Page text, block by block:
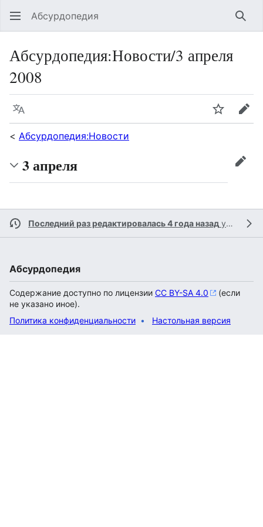
Абсурдопедия
Абсурдопедия:Новости/3 апреля
2008
Язык
< Абсурдопедия:Новости
3 апреля
Последний раз редактировалась 4 года назад участником
Абсурдопедия
Содержание доступно по лицензии CC BY-SA 4.0
(если
не указано иное).
Политика конфиденциальности
Настольная версия